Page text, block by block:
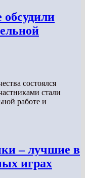
состоялся
стали
работе и
– лучшие в
играх